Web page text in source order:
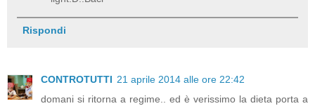
Rispondi
CONTROTUTTI 21 aprile 2014 alle ore 22:42
domani si ritorna a regime.. ed è verissimo la dieta porta a